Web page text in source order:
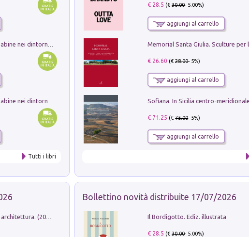
Ruderi delle ville Romano Sabine nei dintorni di Poggio Mirteto. Illustrati dal dott.re prof.re cav.re Ercole Nardi regio ispettore degli scavi e monumenti. Anno 1885. Tavole e studio. Con 25 tavole fuori testo in cartella editoriale
Tutti i libri
€ 28.5 (€30.00- 5.00%)
aggiungi al carrello
€ 26.60 (€28.00- 5%)
aggiungi al carrello
€ 71.25 (€75.00- 5%)
aggiungi al carrello
Dromos. Libro periodico di architettura. (2026). Vol. 15: Post-model
Bollettino novità distribuite 17/07/2026
Il Bordigotto. Ediz. illustrata
€ 28.5 (€30.00- 5.00%)